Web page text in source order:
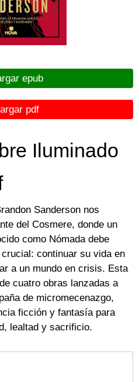
epub
pdf
Iluminado
Sanderson nos
del Cosmere, donde un
como Nómada debe
continuar su vida en
a un mundo en crisis. Esta
cuatro obras lanzadas a
de micromecenazgo,
ficción y fantasía para
lealtad y sacrificio.